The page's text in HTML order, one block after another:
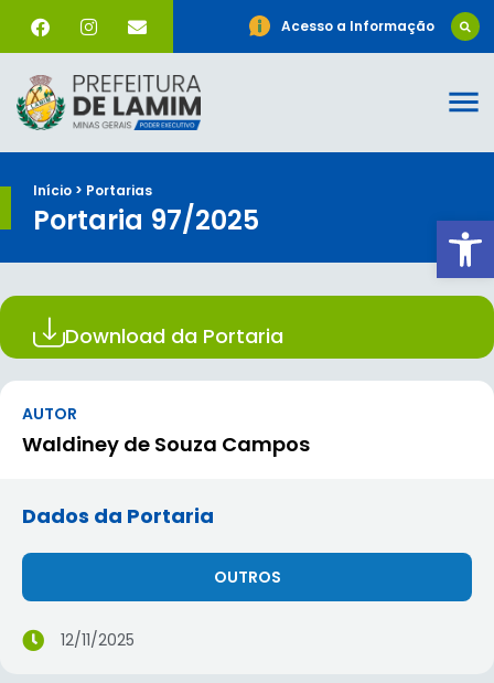
Acesso a Informação
Início > Portarias
Portaria 97/2025
Download da Portaria
AUTOR
Waldiney de Souza Campos
Dados da Portaria
OUTROS
12/11/2025